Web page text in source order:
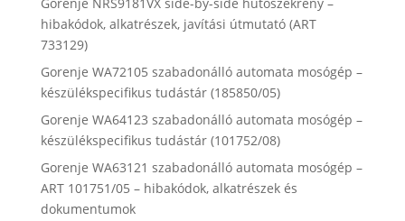
Gorenje NRS9181VX side-by-side hűtőszekrény –
hibakódok, alkatrészek, javítási útmutató (ART
733129)
Gorenje WA72105 szabadonálló automata mosógép –
készülékspecifikus tudástár (185850/05)
Gorenje WA64123 szabadonálló automata mosógép –
készülékspecifikus tudástár (101752/08)
Gorenje WA63121 szabadonálló automata mosógép –
ART 101751/05 – hibakódok, alkatrészek és
dokumentumok